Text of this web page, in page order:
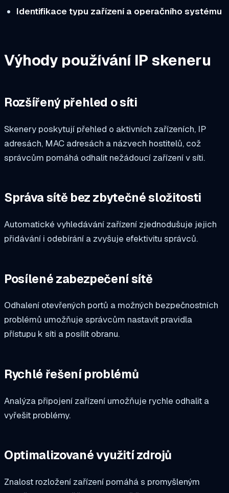
Identifikace typu zařízení a operačního systému
Výhody používání IP skeneru
Rozšířený přehled o síti
Skenery poskytují přehled o aktivních zařízeních, IP
adresách, MAC adresách a názvech hostitelů, což
správcům pomáhá odhalit nežádoucí zařízení v síti.
Správa sítě bez zbytečné složitosti
Automatické vyhledávání zařízení zjednodušuje jejich
přidávání i odebírání a zvyšuje efektivitu správců.
Posílené zabezpečení sítě
Odhalení otevřených portů a možných bezpečnostních
problémů umožňuje správcům nastavit pravidla
přístupu k síti a posílit obranu.
Rychlé řešení problémů
Analýza připojení zařízení umožňuje rychle odhalit a
vyřešit problémy.
Optimalizované využití zdrojů
Znalost rozložení zařízení pomáhá s promyšleným